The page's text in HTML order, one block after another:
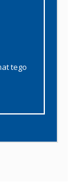
tego